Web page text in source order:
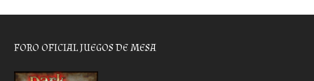
FORO OFICIAL JUEGOS DE MESA